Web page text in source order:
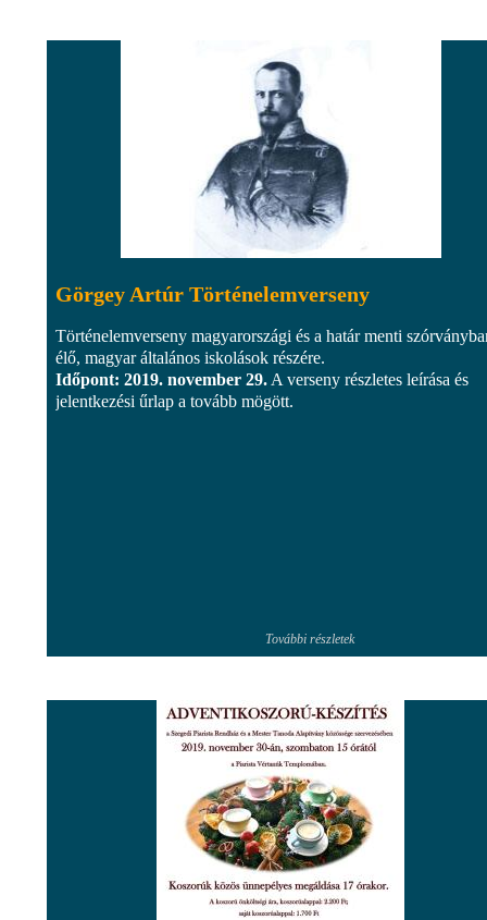
Görgey Artúr Történelemverseny
Történelemverseny magyarországi és a határ menti
élő, magyar általános iskolások részére.
Időpont: 2019. november 29. A verseny részletes leírása és
jelentkezési űrlap a tovább mögött.
További részletek